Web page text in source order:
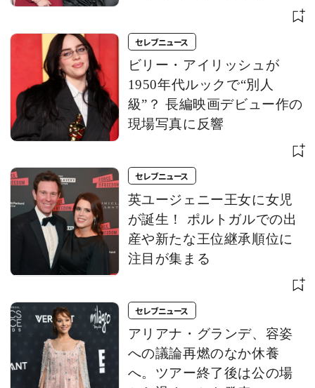
て、プライバシーを守り抜
セレブニュース
ビリー・アイリッシュが
1950年代ルックで“別人
級”？ 長編映画デビュー作の
現場写真に反響
セレブニュース
英ユージェニー王女に女児
が誕生！ ポルトガルでの出
産や新たな王位継承順位に
注目が集まる
セレブニュース
アリアナ・グランデ、容姿
への議論再燃のなか休養
へ。ツアー終了後は公の場